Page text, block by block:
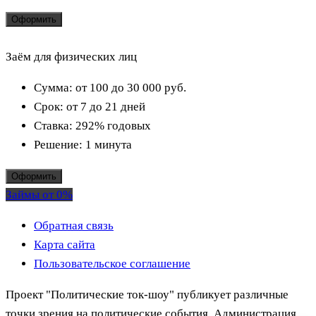
Оформить
Заём для физических лиц
Сумма: от 100 до 30 000 руб.
Срок: от 7 до 21 дней
Ставка: 292% годовых
Решение: 1 минута
Оформить
Займы от 0%
Обратная связь
Карта сайта
Пользовательское соглашение
Проект "Политические ток-шоу" публикует различные
точки зрения на политические события. Администрация